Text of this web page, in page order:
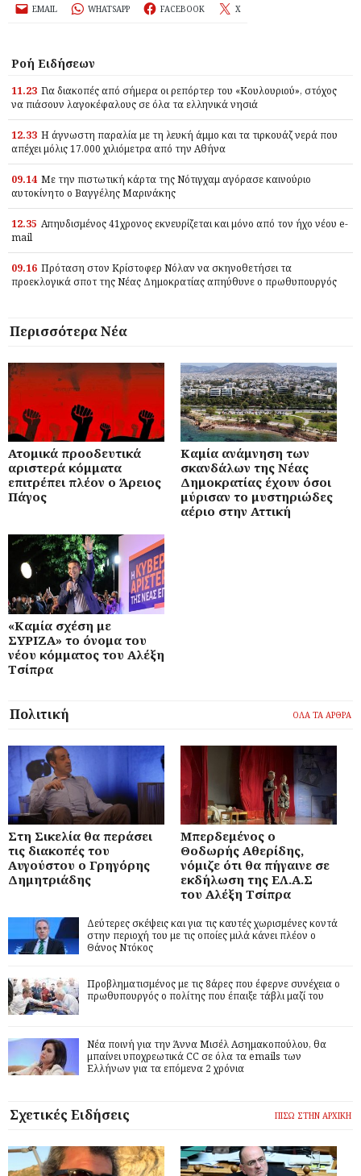
EMAIL WHATSAPP FACEBOOK X
Ροή Ειδήσεων
11.23 Για διακοπές από σήμερα οι ρεπόρτερ του «Κουλουριού», στόχος
να πιάσουν λαγοκέφαλους σε όλα τα ελληνικά νησιά
12.33 Η άγνωστη παραλία με τη λευκή άμμο και τα τιρκουάζ νερά που
απέχει μόλις 17.000 χιλιόμετρα από την Αθήνα
09.14 Με την πιστωτική κάρτα της Νότιγχαμ αγόρασε καινούριο
αυτοκίνητο ο Βαγγέλης Μαρινάκης
12.35 Απηυδισμένος 41χρονος εκνευρίζεται και μόνο από τον ήχο νέου e-
mail
09.16 Πρόταση στον Κρίστοφερ Νόλαν να σκηνοθετήσει τα
προεκλογικά σποτ της Νέας Δημοκρατίας απηύθυνε ο πρωθυπουργός
Περισσότερα Νέα
Ατομικά προοδευτικά
αριστερά κόμματα
επιτρέπει πλέον ο Άρειος
Πάγος
Καμία ανάμνηση των
σκανδάλων της Νέας
Δημοκρατίας έχουν όσοι
μύρισαν το μυστηριώδες
αέριο στην Αττική
«Καμία σχέση με
ΣΥΡΙΖΑ» το όνομα του
νέου κόμματος του Αλέξη
Τσίπρα
Πολιτική ΟΛΑ ΤΑ ΑΡΘΡΑ
Στη Σικελία θα περάσει
τις διακοπές του
Αυγούστου ο Γρηγόρης
Δημητριάδης
Μπερδεμένος ο
Θοδωρής Αθερίδης,
νόμιζε ότι θα πήγαινε σε
εκδήλωση της ΕΛ.Α.Σ
του Αλέξη Τσίπρα
Δεύτερες σκέψεις και για τις καυτές χωρισμένες κοντά
στην περιοχή του με τις οποίες μιλά κάνει πλέον ο
Θάνος Ντόκος
Προβληματισμένος με τις 8άρες που έφερνε συνέχεια ο
πρωθυπουργός ο πολίτης που έπαιξε τάβλι μαζί του
Νέα ποινή για την Άννα Μισέλ Ασημακοπούλου, θα
μπαίνει υποχρεωτικά CC σε όλα τα emails των
Ελλήνων για τα επόμενα 2 χρόνια
Σχετικές Ειδήσεις ΠΙΣΩ ΣΤΗΝ ΑΡΧΙΚΗ